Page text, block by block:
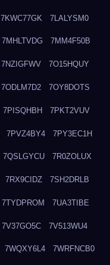
7KWC77GK 7LALYSM0
7MHLTVDG 7MM4F50B
7NZIGFWV 7O15HQUY
7ODLM7D2 7OY8DOTS
7PISQHBH 7PKT2VUV
7PVZ4BY4 7PY3EC1H
7QSLGYCU 7R0ZOLUX
7RX9CIDZ 7SH2DRLB
7TYDPROM 7UA3TIBE
7V37GO5C 7V513WU4
7WQXY6L4 7WRFNCB0